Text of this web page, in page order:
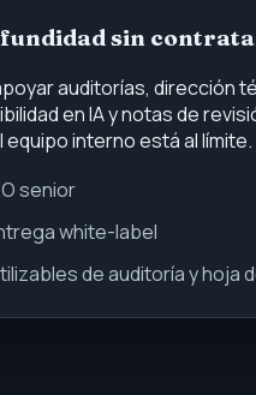
sin
auditorías, dirección
en IA y notas de
interno está al límite.
senior
white-label
de auditoría y hoja